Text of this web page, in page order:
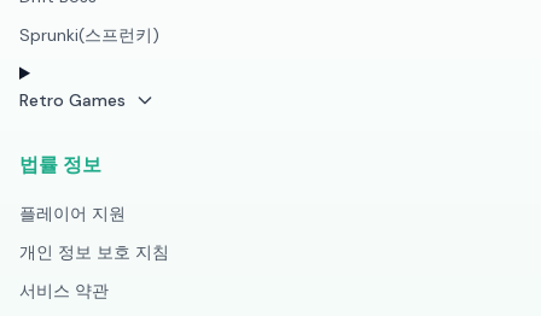
Sprunki(스프런키)
Retro Games
법률 정보
플레이어 지원
개인 정보 보호 지침
서비스 약관